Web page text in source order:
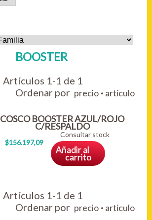
BOOSTER
Artículos 1-1 de 1
Ordenar por precio · artículo
COSCO BOOSTER AZUL/ROJO
C/RESPALDO
$156.197,09
Consultar stock
Añadir al
carrito
Artículos 1-1 de 1
Ordenar por precio · artículo